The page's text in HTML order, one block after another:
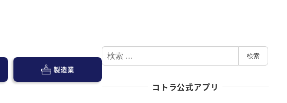
製造業
検
索
検索
コトラ公式アプリ